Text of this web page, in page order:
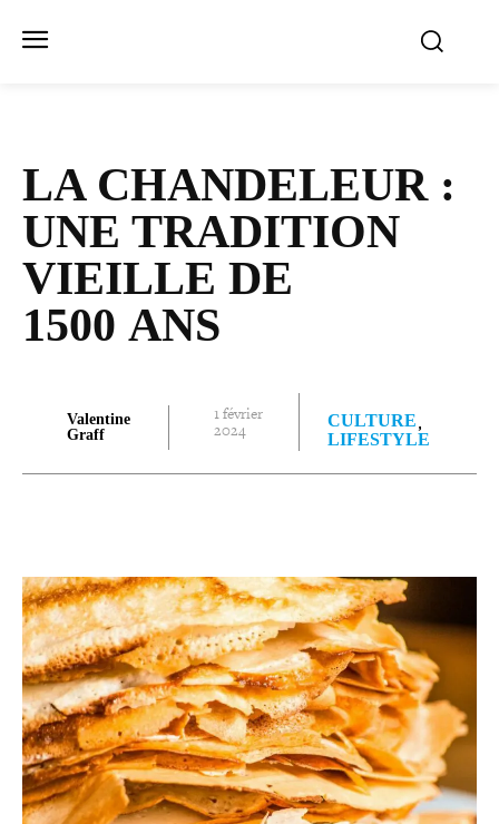
LA CHANDELEUR :
UNE TRADITION
VIEILLE DE
1500 ANS
Valentine
Graff
1 février
2024
CULTURE
LIFESTYLE